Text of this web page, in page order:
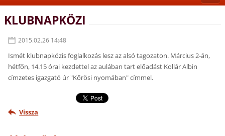
KLUBNAPKÖZI
2015.02.26 14:48
Ismét klubnapközis foglalkozás lesz az alsó tagozaton. Március 2-án,
hétfőn, 14.15 órai kezdettel az aulában tart előadást Kollár Albin
címzetes igazgató úr "Kőrösi nyomában" címmel.
Vissza